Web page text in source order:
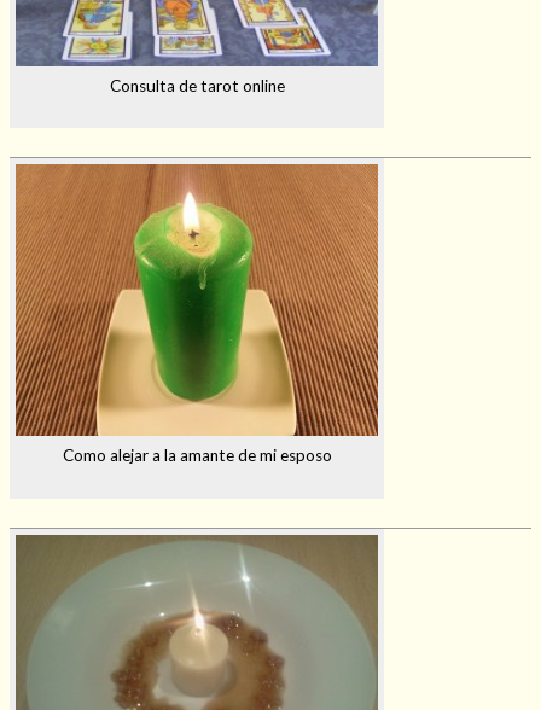
Consulta de tarot online
Como alejar a la amante de mi esposo